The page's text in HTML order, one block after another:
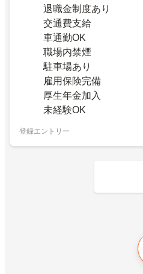
退職金制度あり
交通費支給
車通勤OK
職場内禁煙
駐車場あり
雇用保険完備
厚生年金加入
未経験OK
登録エントリー